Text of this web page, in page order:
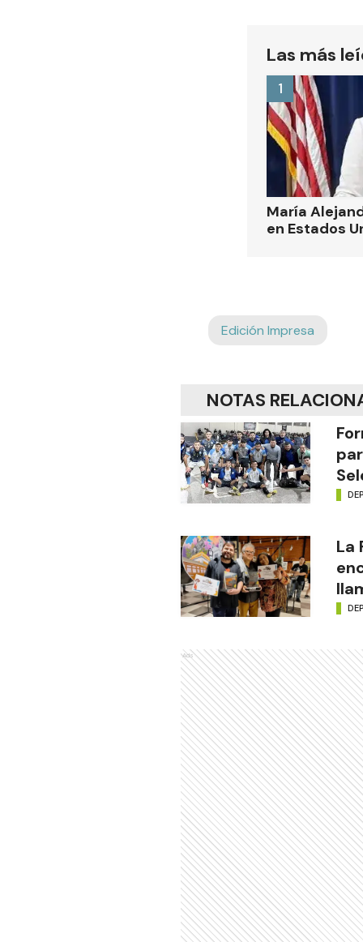
Las más
María
en Estados
1
Edición Impresa
NOTAS
La
Ads